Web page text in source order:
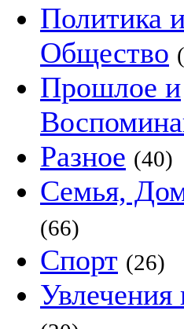
Политика
Общество
Прошлое и
Разное (40)
Семья,
(66)
Спорт (26)